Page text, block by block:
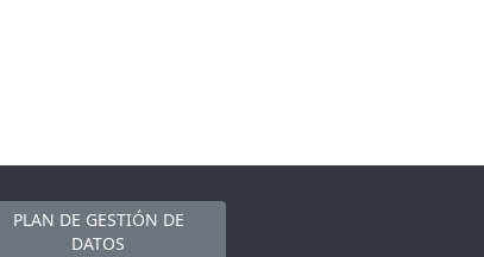
PLAN DE GESTIÓN DE
DATOS